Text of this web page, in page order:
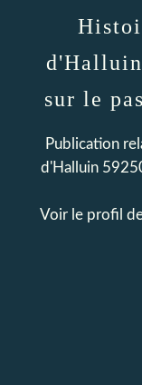
sur le
Publication
d'Halluin
Voir le profil